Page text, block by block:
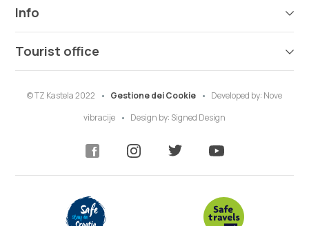
Info
Tourist office
© TZ Kastela 2022 Gestione dei Cookie Developed by: Nove
vibracije
Design by: Signed Design